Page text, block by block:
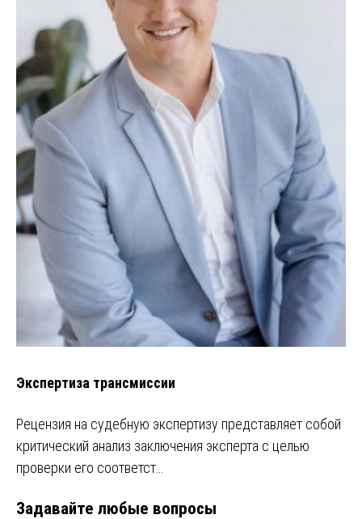
Экспертиза трансмиссии
Рецензия на судебную экспертизу представляет собой
критический анализ заключения эксперта с целью
проверки его соответст…
Задавайте любые вопросы